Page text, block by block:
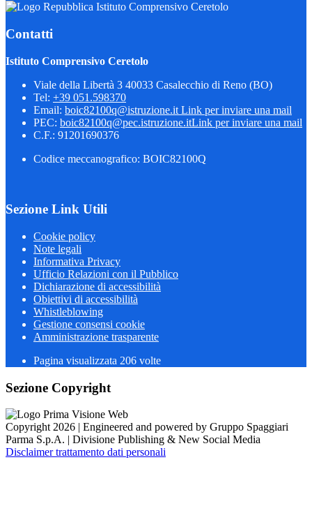
Istituto Comprensivo Ceretolo
Contatti
Istituto Comprensivo Ceretolo
Viale della Libertà 3 40033 Casalecchio di Reno (BO)
Tel: +39 051.598370
Email: boic82100q@istruzione.it Link per inviare una mail
PEC: boic82100q@pec.istruzione.itLink per inviare una mail
C.F.: 91201690376
Codice meccanografico: BOIC82100Q
Sezione Link Utili
Cookie policy
Note legali
Informativa Privacy
Ufficio Relazioni con il Pubblico
Dichiarazione di accessibilità
Obiettivi di accessibilità
Whistleblowing
Gestione consensi cookie
Amministrazione trasparente
Pagina visualizzata 206 volte
Sezione Copyright
Copyright 2026 | Engineered and powered by Gruppo Spaggiari
Parma S.p.A. | Divisione Publishing & New Social Media
Disclaimer trattamento dati personali